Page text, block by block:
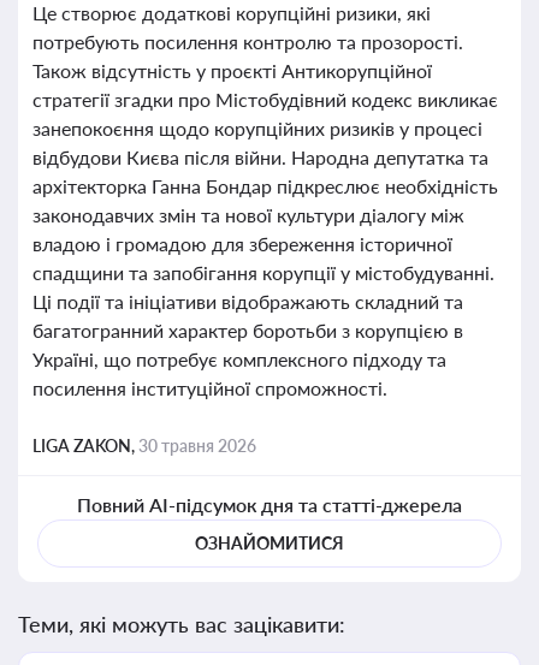
Це створює додаткові корупційні ризики, які
потребують посилення контролю та прозорості.
Також відсутність у проєкті Антикорупційної
стратегії згадки про Містобудівний кодекс викликає
занепокоєння щодо корупційних ризиків у процесі
відбудови Києва після війни. Народна депутатка та
архітекторка Ганна Бондар підкреслює необхідність
законодавчих змін та нової культури діалогу між
владою і громадою для збереження історичної
спадщини та запобігання корупції у містобудуванні.
Ці події та ініціативи відображають складний та
багатогранний характер боротьби з корупцією в
Україні, що потребує комплексного підходу та
посилення інституційної спроможності.
LIGA ZAKON,30 травня 2026
Повний AI-підсумок дня та статті-джерела
ОЗНАЙОМИТИСЯ
Теми, які можуть вас зацікавити: